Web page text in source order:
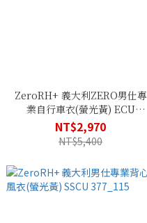
ZeroRH+ 義大利ZERO男仕專
業自行車衣(螢光黃) ECU
0322_122
NT$2,970
NT$5,400